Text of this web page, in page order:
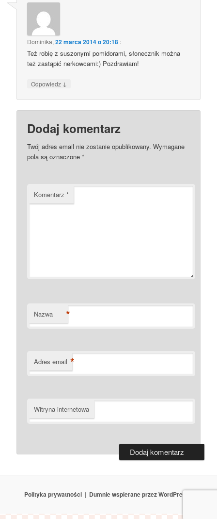
Dominika,22 marca 2014 o 20:18 :
Też robię z suszonymi pomidorami, słonecznik można
też zastąpić nerkowcami:) Pozdrawiam!
Odpowiedz ↓
Dodaj komentarz
Twój adres email nie zostanie opublikowany. Wymagane
pola są oznaczone*
Komentarz*
Nazwa *
Adres email *
Witryna internetowa
Polityka prywatności Dumnie wspierane przez WordPressa